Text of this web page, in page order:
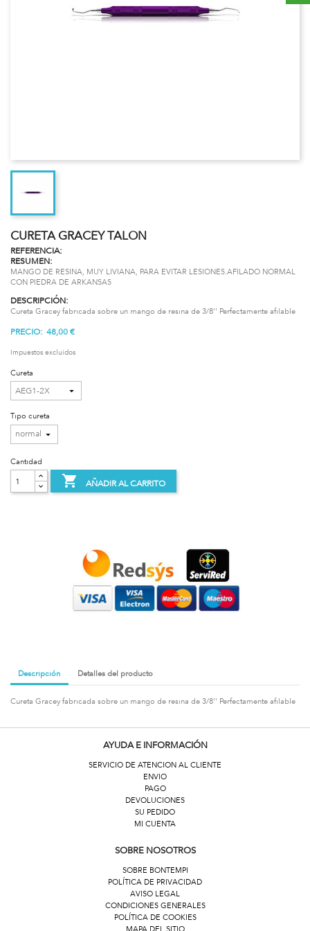
CURETA GRACEY TALON
REFERENCIA:
RESUMEN:
MANGO DE RESINA, MUY LIVIANA, PARA EVITAR LESIONES.AFILADO NORMAL
CON PIEDRA DE ARKANSAS
DESCRIPCIÓN:
Cureta Gracey fabricada sobre un mango de resina de 3/8'' Perfectamente afilable
PRECIO: 48,00 €
Impuestos excluidos
Cureta
Tipo cureta
Cantidad
 AÑADIR AL CARRITO
Descripción Detalles del producto
Cureta Gracey fabricada sobre un mango de resina de 3/8'' Perfectamente afilable
AYUDA E INFORMACIÓN
SERVICIO DE ATENCION AL CLIENTE
ENVIO
PAGO
DEVOLUCIONES
SU PEDIDO
MI CUENTA
SOBRE NOSOTROS
SOBRE BONTEMPI
POLÍTICA DE PRIVACIDAD
AVISO LEGAL
CONDICIONES GENERALES
POLÍTICA DE COOKIES